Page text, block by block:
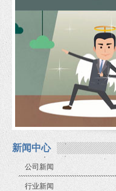
新闻中心
公司新闻
行业新闻